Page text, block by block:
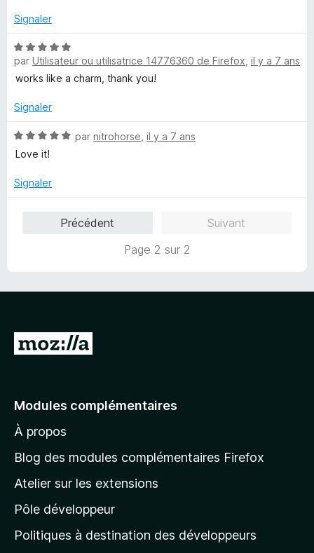
u
5
Signaler
N
o
t
5
u
r
par Utilisateur ou utilisatrice 14776360 de Firefox il y a 7 ans
works like a charm, thank you!
Signaler
N
o
é
par nitrohorse il y a 7 ans
Love it!
Signaler
Précédent
Suivant
Page 2 sur 2
A
e
à
l
p
a
g
Modules complémentaires
À propos
Blog des modules complémentaires Firefox
Atelier sur les extensions
Pôle développeur
Politiques à destination des développeurs